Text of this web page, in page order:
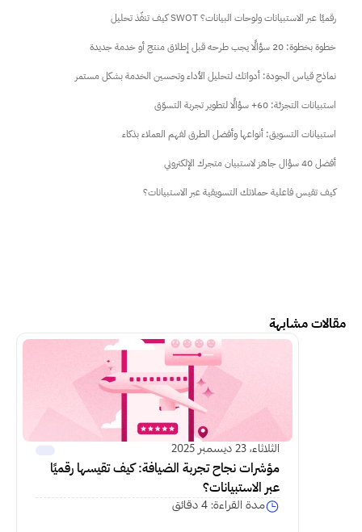
كيف تنفّذ تحليل SWOT رقميًا عبر الاستبيانات ولوحات البيانات؟
خطوة بخطوة: 20 سؤالًا يجب طرحه قبل إطلاق منتج أو خدمة جديدة
نماذج قياس الجودة: أدواتك لتحليل الأداء وتحسين الخدمة بشكل مستمر
استبيانات التجزئة: 60+ سؤالًا لتطوير تجربة التسوّق
استبيانات التسويق: أنواعها وأفضل الطرق لفهم العملاء بذكاء
أفضل 40 سؤال جاهز لاستبيان متجرك الإلكتروني
كيف تقيس فاعلية حملاتك التسويقية عبر الاستبيانات؟
مقالات مشابهة
اكمل القراءة
الثلاثاء، 23 ديسمبر 2025
عبر الاستبيانات؟
مدة القراءة: 4 دقائق